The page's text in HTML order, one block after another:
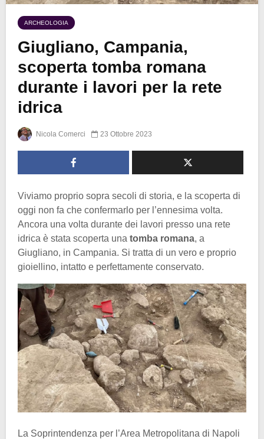
ARCHEOLOGIA
Giugliano, Campania,
scoperta tomba romana
durante i lavori per la rete
idrica
Nicola Comerci 23 Ottobre 2023
Viviamo proprio sopra secoli di storia, e la scoperta di
oggi non fa che confermarlo per l’ennesima volta.
Ancora una volta durante dei lavori presso una rete
idrica è stata scoperta una tomba romana, a
Giugliano, in Campania. Si tratta di un vero e proprio
gioiellino, intatto e perfettamente conservato.
La Soprintendenza per l’Area Metropolitana di Napoli